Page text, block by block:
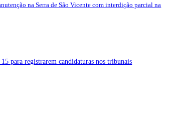
na Serra de São Vicente com interdição parcial na
para registrarem candidaturas nos tribunais